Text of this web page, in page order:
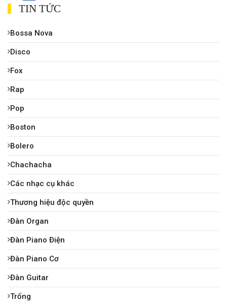
TIN TỨC
Bossa Nova
Disco
Fox
Rap
Pop
Boston
Bolero
Chachacha
Các nhạc cụ khác
Thương hiệu độc quyền
Đàn Organ
Đàn Piano Điện
Đàn Piano Cơ
Đàn Guitar
Trống